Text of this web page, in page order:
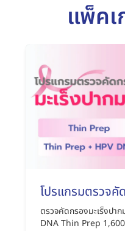
แพ็ค
โปรแกรมตรวจคั
ตรวจคัดกรองมะเร็งปา
DNA Thin Prep 1,600.- Thin Prep + HPV DNA